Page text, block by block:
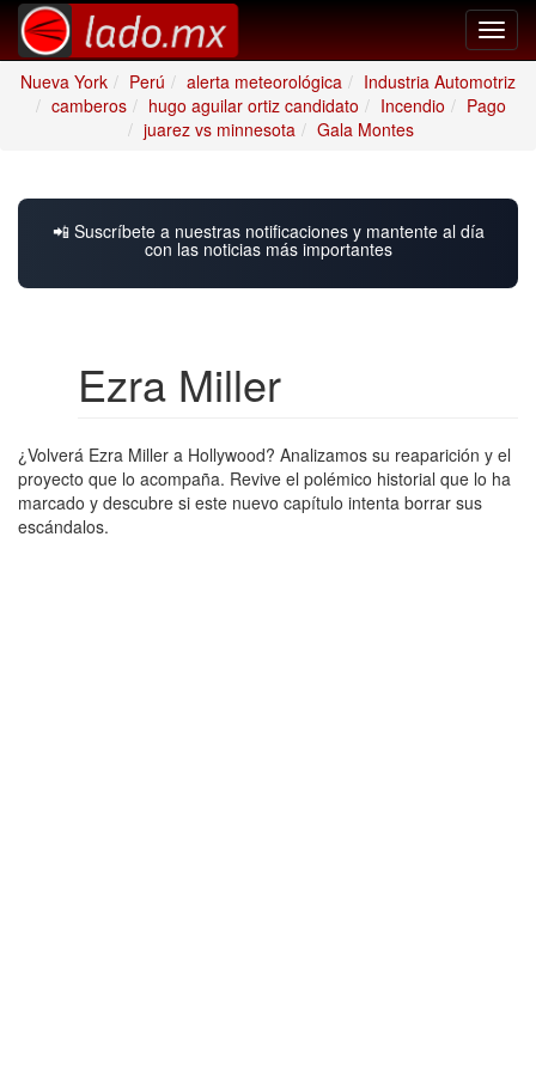
Nueva York
Perú alerta meteorológica
Industria Automotriz
camberos
hugo aguilar ortiz candidato Incendio
Pago
juarez vs minnesota
Gala Montes
📲 Suscríbete a nuestras notificaciones y mantente al día
con las noticias más importantes
Ezra Miller
¿Volverá Ezra Miller a Hollywood? Analizamos su reaparición y el
proyecto que lo acompaña. Revive el polémico historial que lo ha
marcado y descubre si este nuevo capítulo intenta borrar sus
escándalos.